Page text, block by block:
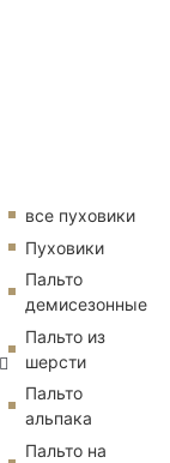
все пуховики
Пуховики
Пальто
демисезонные
Пальто из
шерсти
Пальто
альпака
Пальто на